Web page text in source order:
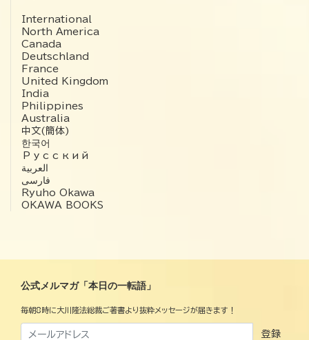
International
North America
Canada
Deutschland
France
United Kingdom
India
Philippines
Australia
中文(簡体)
한국어
Русский
العربية‏
فارسی
Ryuho Okawa
OKAWA BOOKS
公式メルマガ「本日の一転語」
毎朝8時に大川隆法総裁ご著書より抜粋メッセージが届きます！
登録